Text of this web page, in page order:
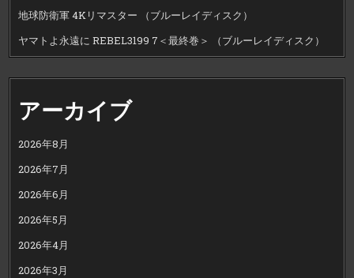
地球防衛軍 4Kリマスター （ブルーレイディスク）
ヤマトよ永遠に REBEL3199 7＜最終巻＞ （ブルーレイディスク）
アーカイブ
2026年8月
2026年7月
2026年6月
2026年5月
2026年4月
2026年3月